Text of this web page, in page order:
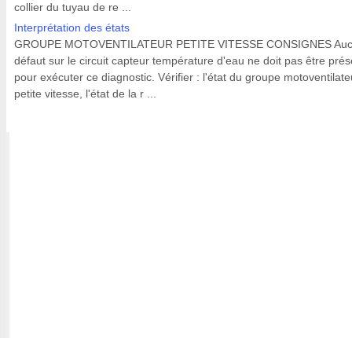
collier du tuyau de re ...
Interprétation des états
GROUPE MOTOVENTILATEUR PETITE VITESSE CONSIGNES
défaut sur le circuit capteur température d'eau ne doit pas être
pour exécuter ce diagnostic. Vérifier : l'état du groupe
petite vitesse, l'état de la r ...